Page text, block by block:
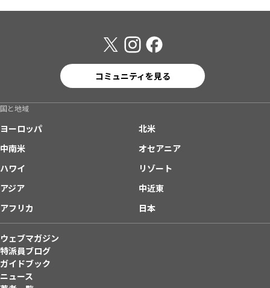
コミュニティを見る
国と地域
ヨーロッパ
北米
中南米
オセアニア
ハワイ
リゾート
アジア
中近東
アフリカ
日本
ウェブマガジン
特派員ブログ
ガイドブック
ニュース